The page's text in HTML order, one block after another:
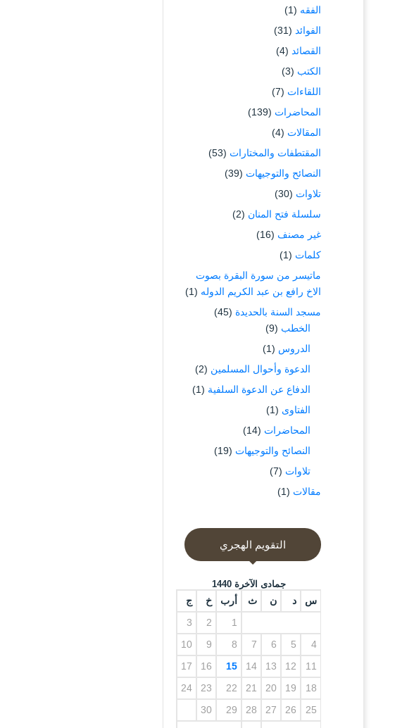
الفقه (1)
الفوائد (31)
القصائد (4)
الكتب (3)
اللقاءات (7)
المحاضرات (139)
المقالات (4)
المقتطفات والمختارات (53)
النصائح والتوجيهات (39)
تلاوات (30)
سلسلة فتح المنان (2)
غير مصنف (16)
كلمات (1)
ماتيسر من سورة البقرة بصوت
الاخ رافع بن عبد الكريم الدوله (1)
مسجد السنة بالحديدة (45)
الخطب (9)
الدروس (1)
الدعوة وأحوال المسلمين (2)
الدفاع عن الدعوة السلفية (1)
الفتاوى (1)
المحاضرات (14)
النصائح والتوجيهات (19)
تلاوات (7)
مقالات (1)
التقويم الهجري
جمادى الآخرة 1440
س د ن ث أرب خ ج
1
2
3
4
5
6
7
8
9
10
11
12
13
14
15
16
17
18
19
20
21
22
23
24
25
26
27
28
29
30